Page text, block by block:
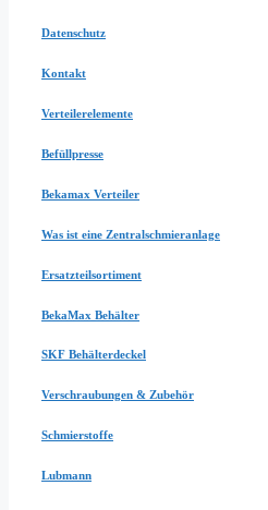
Datenschutz
Kontakt
Verteilerelemente
Befüllpresse
Bekamax Verteiler
Was ist eine Zentralschmieranlage
Ersatzteilsortiment
BekaMax Behälter
SKF Behälterdeckel
Verschraubungen & Zubehör
Schmierstoffe
Lubmann